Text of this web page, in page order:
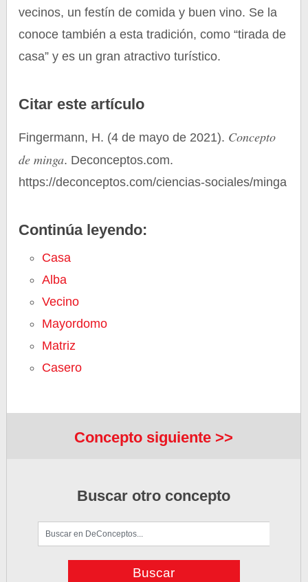
vecinos, un festín de comida y buen vino. Se la
conoce también a esta tradición, como “tirada de
casa” y es un gran atractivo turístico.
Citar este artículo
Fingermann, H. (4 de mayo de 2021). Concepto
de minga. Deconceptos.com.
https://deconceptos.com/ciencias-sociales/minga
Continúa leyendo:
Casa
Alba
Vecino
Mayordomo
Matriz
Casero
Concepto siguiente >>
Buscar otro concepto